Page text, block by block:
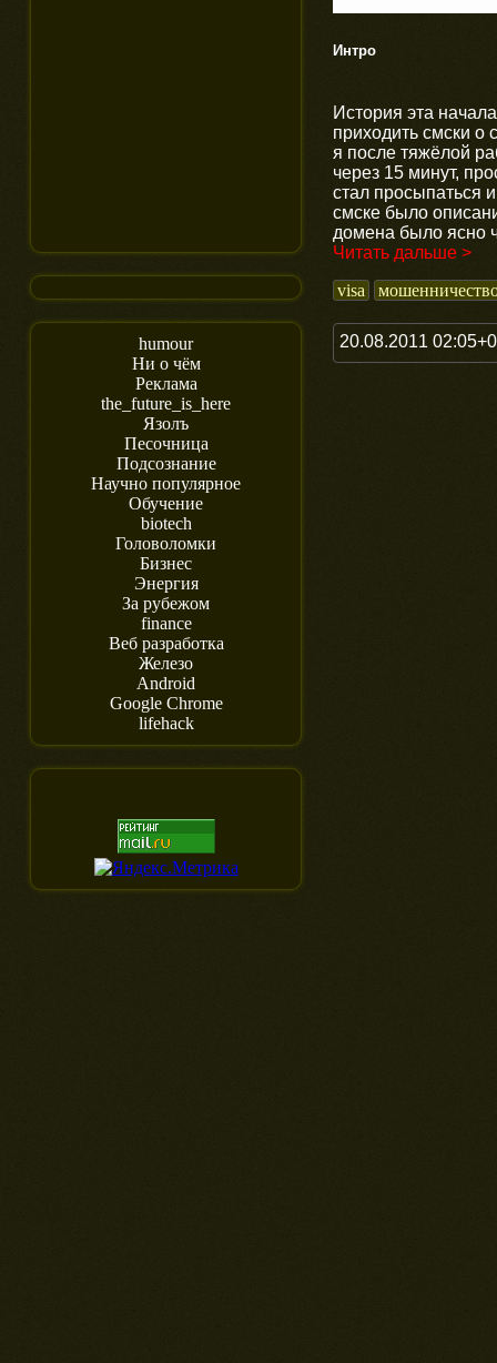
humour
Ни о чём
Реклама
the_future_is_here
Язолъ
Песочница
Подсознание
Научно популярное
Обучение
biotech
Головоломки
Бизнес
Энергия
За рубежом
finance
Веб разработка
Железо
Android
Google Chrome
lifehack
Интро
История эта
приходить смски о
я после тяжёлой
через 15 минут,
стал просыпаться
смске было
домена было ясно
Читать дальше >
visa
20.08.2011